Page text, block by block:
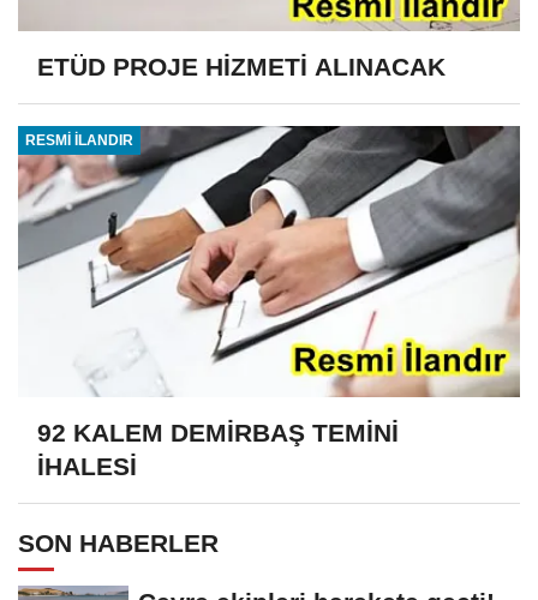
ETÜD PROJE HİZMETİ ALINACAK
RESMİ İLANDIR
92 KALEM DEMİRBAŞ TEMİNİ
İHALESİ
SON HABERLER